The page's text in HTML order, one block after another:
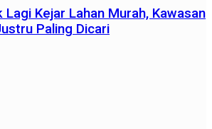
Kejar Lahan Murah, Kawasan
Paling Dicari